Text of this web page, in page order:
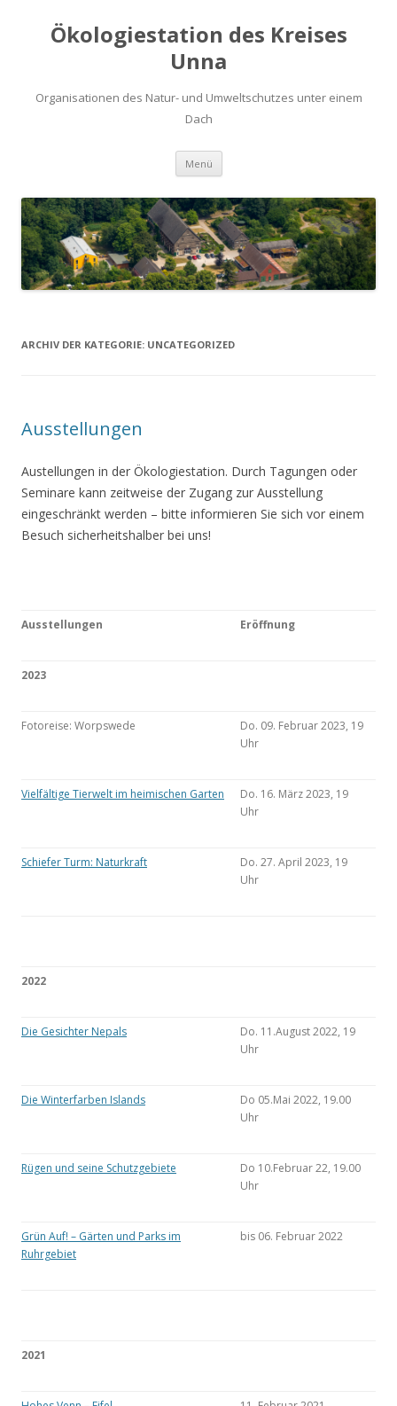
Ökologiestation des Kreises
Unna
Organisationen des Natur- und Umweltschutzes unter einem
Dach
Menü Zum
springen
ARCHIV DER KATEGORIE: UNCATEGORIZED
Ausstellungen
Austellungen in der Ökologiestation. Durch Tagungen oder
Seminare kann zeitweise der Zugang zur Ausstellung
eingeschränkt werden – bitte informieren Sie sich vor einem
Besuch sicherheitshalber bei uns!
Ausstellungen Eröffnung
2023
Fotoreise: Worpswede
Do. 09. Februar 2023, 19
Uhr
Vielfältige Tierwelt im heimischen Garten
Do. 16. März 2023, 19
Uhr
Schiefer Turm: Naturkraft
Do. 27. April 2023, 19
Uhr
2022
Die Gesichter Nepals
Do. 11.August 2022, 19
Uhr
Die Winterfarben Islands
Do 05.Mai 2022, 19.00
Uhr
Rügen und seine Schutzgebiete
Do 10.Februar 22, 19.00
Uhr
Grün Auf! – Gärten und Parks im
Ruhrgebiet
bis 06. Februar 2022
2021